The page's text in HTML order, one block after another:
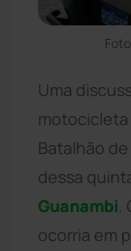
Uma
motocicleta
Batalhão de
dessa
Guanambi
ocorria em